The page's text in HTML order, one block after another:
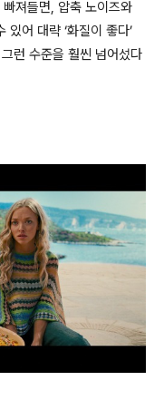
빠져들면, 압축 노이즈와
어 대략 ‘화질이 좋다’
런 수준을 훨씬 넘어섰다